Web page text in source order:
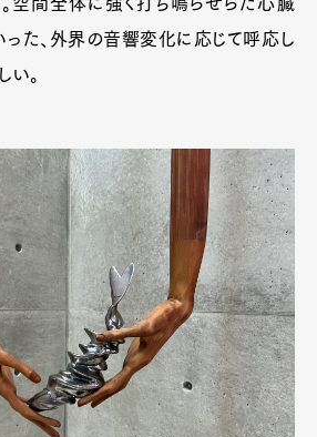
った、外界の音響変化に応じて呼応し
い。